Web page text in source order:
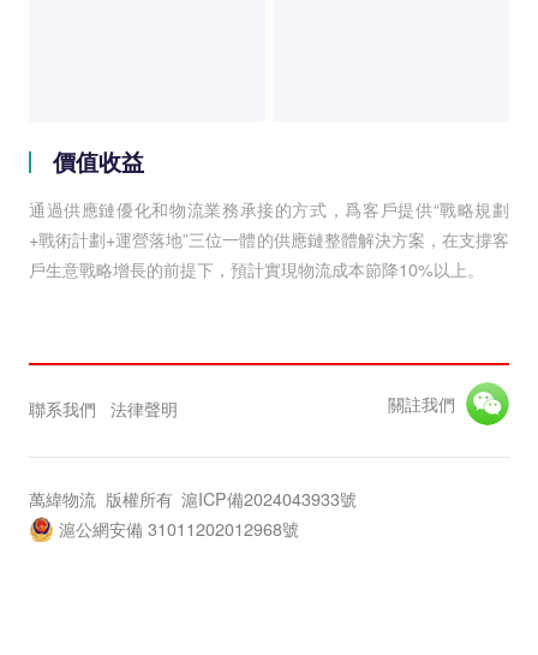
價值收益
通過供應鏈優化和物流業務承接的方式，爲客戶提供“戰略規劃
+戰術計劃+運營落地”三位一體的供應鏈整體解決方案，在支撐客
戶生意戰略增長的前提下，預計實現物流成本節降10%以上。
聯系我們 法律聲明 關註我們
萬緯物流 版權所有 滬ICP備2024043933號
滬公網安備 31011202012968號